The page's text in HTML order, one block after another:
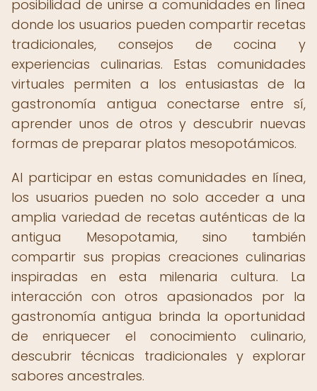
posibilidad de unirse a comunidades en línea
donde los usuarios pueden compartir recetas
tradicionales, consejos de cocina y
experiencias culinarias. Estas comunidades
virtuales permiten a los entusiastas de la
gastronomía antigua conectarse entre sí,
aprender unos de otros y descubrir nuevas
formas de preparar platos mesopotámicos.
Al participar en estas comunidades en línea,
los usuarios pueden no solo acceder a una
amplia variedad de recetas auténticas de la
antigua Mesopotamia, sino también
compartir sus propias creaciones culinarias
inspiradas en esta milenaria cultura. La
interacción con otros apasionados por la
gastronomía antigua brinda la oportunidad
de enriquecer el conocimiento culinario,
descubrir técnicas tradicionales y explorar
sabores ancestrales.